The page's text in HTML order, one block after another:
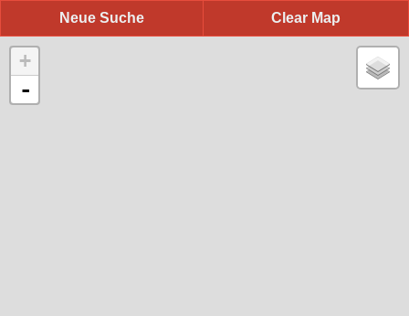
Clear Map
Neue Suche
+
-